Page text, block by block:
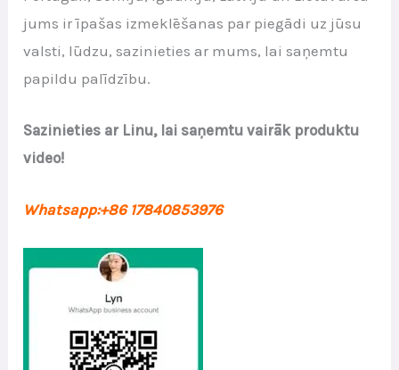
jums ir īpašas izmeklēšanas par piegādi uz jūsu
valsti, lūdzu, sazinieties ar mums, lai saņemtu
papildu palīdzību.
Sazinieties ar Linu, lai saņemtu vairāk produktu
video!
Whatsapp:+86 17840853976